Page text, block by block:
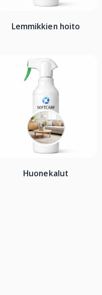
Lemmikkien hoito
Huonekalut